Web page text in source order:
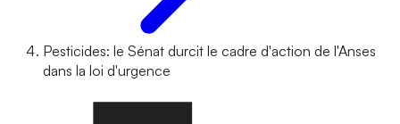
Pesticides: le Sénat durcit le cadre d'action de l'Anses
dans la loi d'urgence